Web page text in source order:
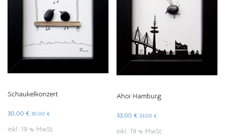
Schaukelkonzert
30,00 € 30,00 €
inkl. 19 % MwSt.
Ahoi Hamburg
33,00 € 33,00€
inkl. 19 % MwSt.